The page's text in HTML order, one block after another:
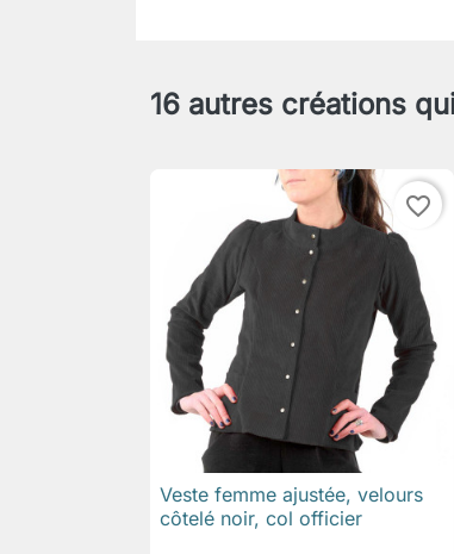
16 autres créations
favorite_border
 Aperçu rapide
Veste femme ajustée, velours
côtelé noir, col officier